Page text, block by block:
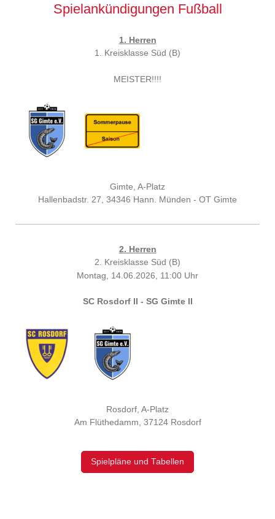
Spielankündigungen Fußball
1. Herren
1. Kreisklasse Süd (B)
MEISTER!!!!
Gimte, A-Platz
Hallenbadstr. 27, 34346 Hann. Münden - OT Gimte
2. Herren
2. Kreisklasse Süd (B)
Montag, 14.06.2026, 11:00 Uhr
SC Rosdorf II - SG Gimte II
Rosdorf, A-Platz
Am Flüthedamm, 37124 Rosdorf
Spielpläne und Tabellen